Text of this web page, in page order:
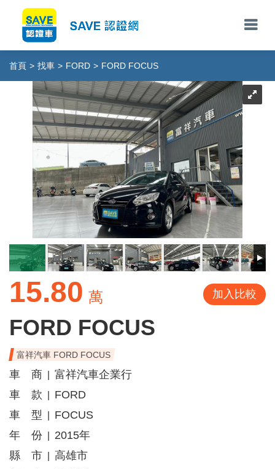
首頁 > 找車 > FORD > FORD FOCUS
15.80 萬 加入比較
FORD FOCUS
富祥汽車 FORD FOCUS
車 商
富祥汽車企業行
車 款
FORD
車 型
FOCUS
年 份
2015年
縣 市
高雄市